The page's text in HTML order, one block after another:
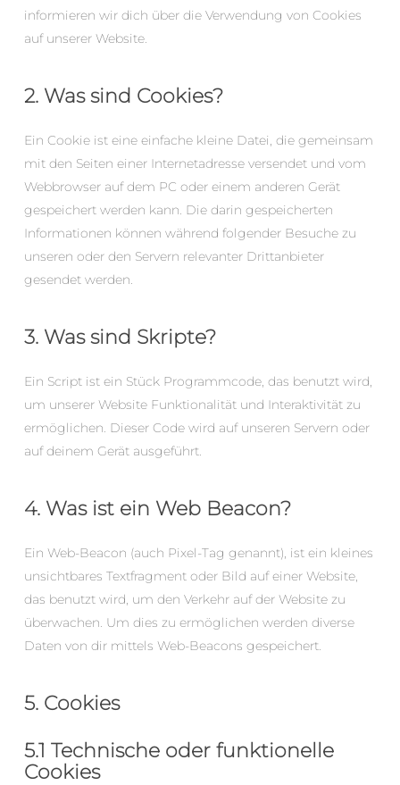
informieren wir dich über die Verwendung von Cookies
auf unserer Website.
2. Was sind Cookies?
Ein Cookie ist eine einfache kleine Datei, die gemeinsam
mit den Seiten einer Internetadresse versendet und vom
Webbrowser auf dem PC oder einem anderen Gerät
gespeichert werden kann. Die darin gespeicherten
Informationen können während folgender Besuche zu
unseren oder den Servern relevanter Drittanbieter
gesendet werden.
3. Was sind Skripte?
Ein Script ist ein Stück Programmcode, das benutzt wird,
um unserer Website Funktionalität und Interaktivität zu
ermöglichen. Dieser Code wird auf unseren Servern oder
auf deinem Gerät ausgeführt.
4. Was ist ein Web Beacon?
Ein Web-Beacon (auch Pixel-Tag genannt), ist ein kleines
unsichtbares Textfragment oder Bild auf einer Website,
das benutzt wird, um den Verkehr auf der Website zu
überwachen. Um dies zu ermöglichen werden diverse
Daten von dir mittels Web-Beacons gespeichert.
5. Cookies
5.1 Technische oder funktionelle
Cookies